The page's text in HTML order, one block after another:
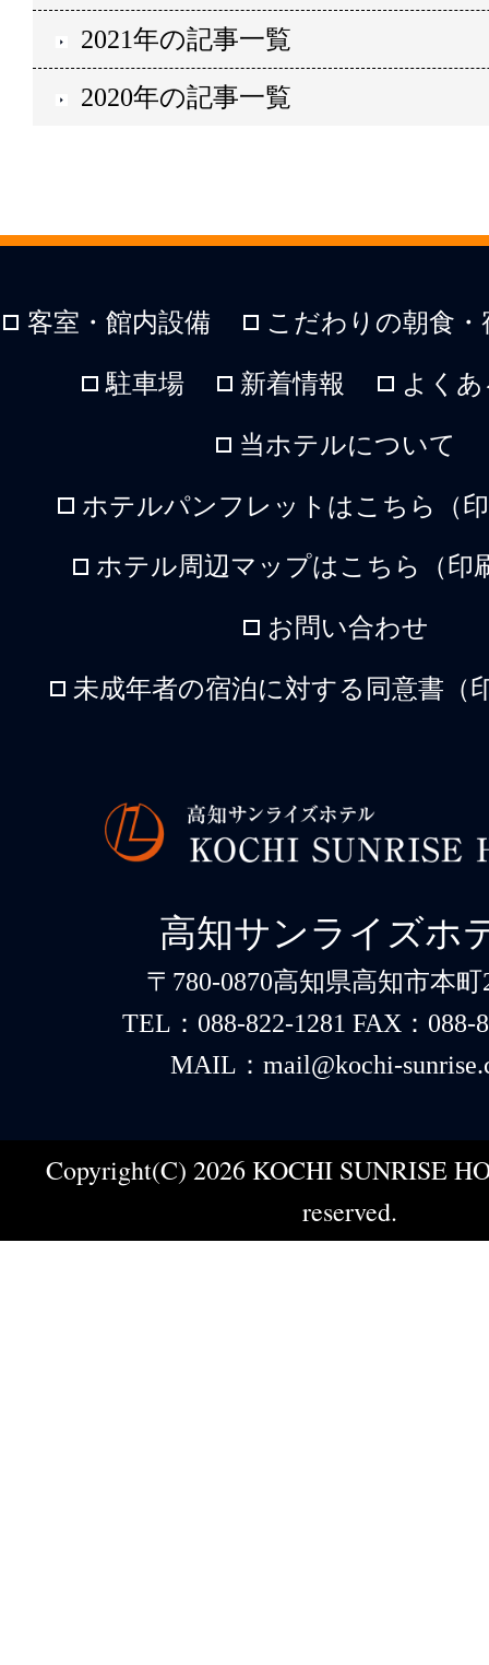
2021年の記事一覧
2020年の記事一覧
客室・館内設備 こだわりの朝食
駐車場 新着情報 よく
当ホテルについて
ホテルパンフレットはこちら（
ホテル周辺マップはこちら（印
お問い合わせ
未成年者の宿泊に対する同意書（
高知サンライズホ
〒780-0870高知県高知市本町
TEL：088-822-1281 FAX：088-
MAIL：mail@kochi-
Copyright(C) 2026 KOCHI SUNRISE
reserved.